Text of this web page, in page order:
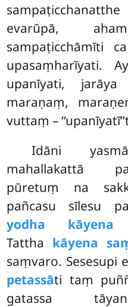
evarūpā,
sampaṭicchāmīti
upasaṃharīyati.
upanīyati, jarāya
maraṇaṃ,
vuttaṃ –
Idāni
mahallakattā
pūretuṃ na
pañcasu sīlesu
yodha kāyena
Tattha kāyena
saṃvaro. Sesesupi
petassāti taṃ
gatassa